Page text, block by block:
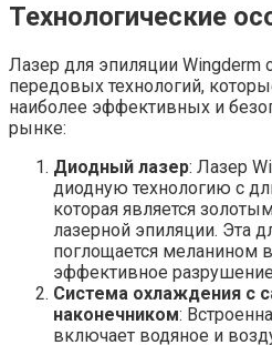
Технологические
Лазер для эпиляции Wingderm
передовых технологий,
наиболее эффективных и
рынке:
Диодный лазер: Лазер
диодную технологию с
которая является
лазерной эпиляции. Эта
поглощается меланином
эффективное
Система охлаждения с
наконечником:
включает водяное и